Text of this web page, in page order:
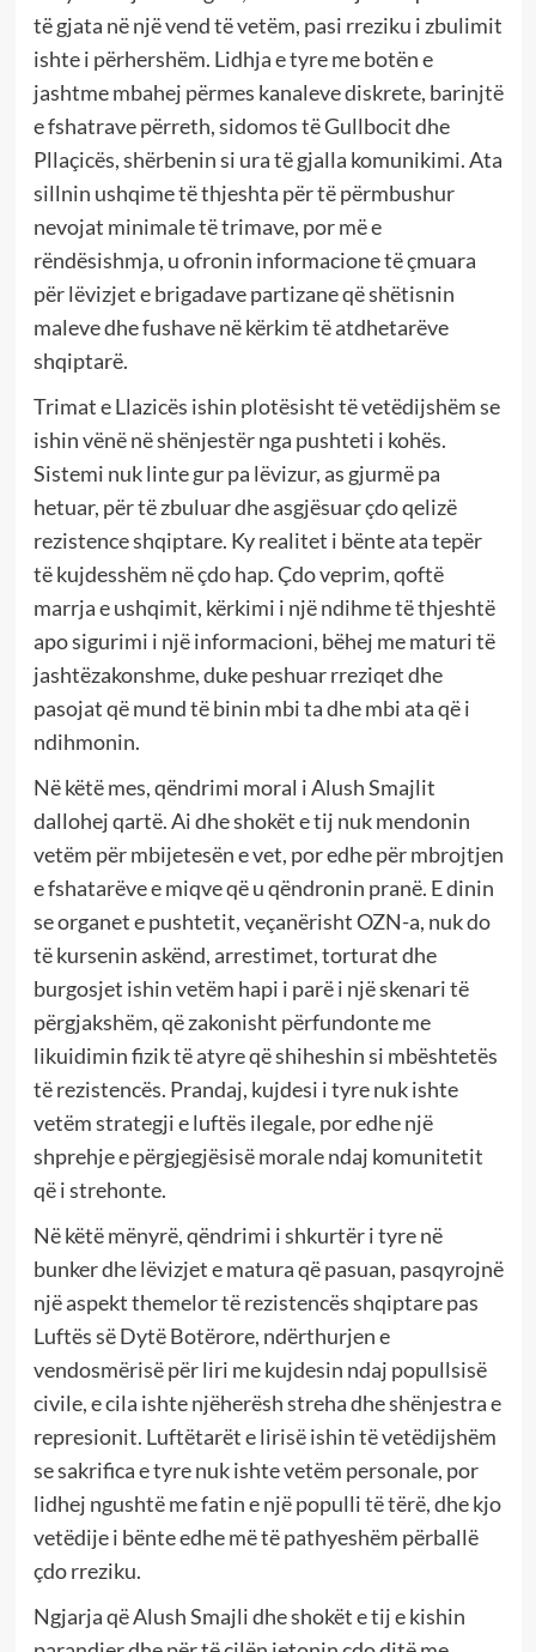
të gjata në një vend të vetëm, pasi rreziku i zbulimit
ishte i përhershëm. Lidhja e tyre me botën e
jashtme mbahej përmes kanaleve diskrete, barinjtë
e fshatrave përreth, sidomos të Gullbocit dhe
Pllaçicës, shërbenin si ura të gjalla komunikimi. Ata
sillnin ushqime të thjeshta për të përmbushur
nevojat minimale të trimave, por më e
rëndësishmja, u ofronin informacione të çmuara
për lëvizjet e brigadave partizane që shëtisnin
maleve dhe fushave në kërkim të atdhetarëve
shqiptarë.
Trimat e Llazicës ishin plotësisht të vetëdijshëm se
ishin vënë në shënjestër nga pushteti i kohës.
Sistemi nuk linte gur pa lëvizur, as gjurmë pa
hetuar, për të zbuluar dhe asgjësuar çdo qelizë
rezistence shqiptare. Ky realitet i bënte ata tepër
të kujdesshëm në çdo hap. Çdo veprim, qoftë
marrja e ushqimit, kërkimi i një ndihme të thjeshtë
apo sigurimi i një informacioni, bëhej me maturi të
jashtëzakonshme, duke peshuar rreziqet dhe
pasojat që mund të binin mbi ta dhe mbi ata që i
ndihmonin.
Në këtë mes, qëndrimi moral i Alush Smajlit
dallohej qartë. Ai dhe shokët e tij nuk mendonin
vetëm për mbijetesën e vet, por edhe për mbrojtjen
e fshatarëve e miqve që u qëndronin pranë. E dinin
se organet e pushtetit, veçanërisht OZN-a, nuk do
të kursenin askënd, arrestimet, torturat dhe
burgosjet ishin vetëm hapi i parë i një skenari të
përgjakshëm, që zakonisht përfundonte me
likuidimin fizik të atyre që shiheshin si mbështetës
të rezistencës. Prandaj, kujdesi i tyre nuk ishte
vetëm strategji e luftës ilegale, por edhe një
shprehje e përgjegjësisë morale ndaj komunitetit
që i strehonte.
Në këtë mënyrë, qëndrimi i shkurtër i tyre në
bunker dhe lëvizjet e matura që pasuan, pasqyrojnë
një aspekt themelor të rezistencës shqiptare pas
Luftës së Dytë Botërore, ndërthurjen e
vendosmërisë për liri me kujdesin ndaj popullsisë
civile, e cila ishte njëherësh streha dhe shënjestra e
represionit. Luftëtarët e lirisë ishin të vetëdijshëm
se sakrifica e tyre nuk ishte vetëm personale, por
lidhej ngushtë me fatin e një populli të tërë, dhe kjo
vetëdije i bënte edhe më të pathyeshëm përballë
çdo rreziku.
Ngjarja që Alush Smajli dhe shokët e tij e kishin